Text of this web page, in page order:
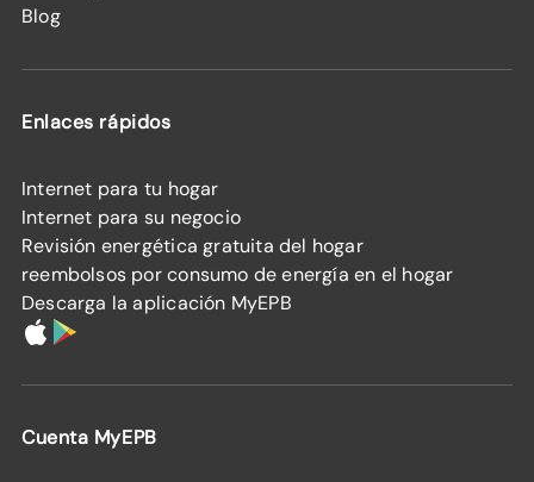
Blog
Enlaces rápidos
Internet para tu hogar
Internet para su negocio
Revisión energética gratuita del hogar
reembolsos por consumo de energía en el hogar
Descarga la aplicación MyEPB
Cuenta MyEPB